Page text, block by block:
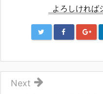
よろしければ
Next